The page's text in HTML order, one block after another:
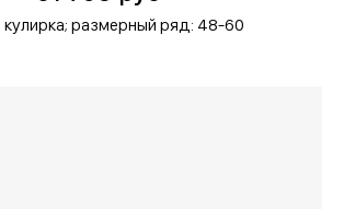
кулирка; размерный ряд: 48-60